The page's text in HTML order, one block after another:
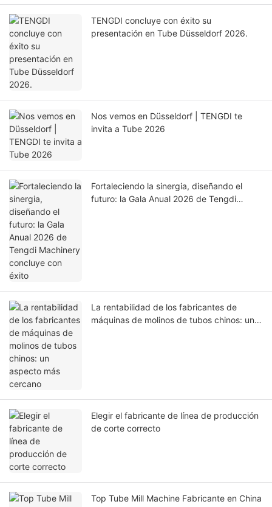
TENGDI concluye con éxito su
presentación en Tube Düsseldorf 2026.
Nos vemos en Düsseldorf | TENGDI te
invita a Tube 2026
Fortaleciendo la sinergia, diseñando el
futuro: la Gala Anual 2026 de Tengdi
La rentabilidad de los fabricantes de
máquinas de molinos de tubos chinos: un
Elegir el fabricante de línea de producción
de corte correcto
Top Tube Mill Machine Fabricante en China